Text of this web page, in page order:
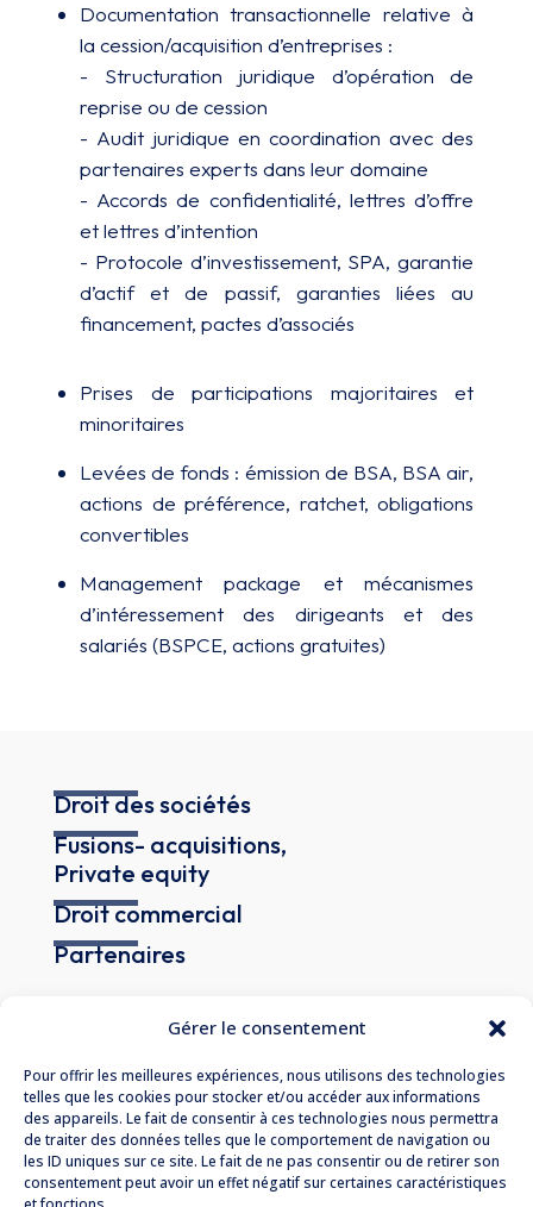
Gérer le consentement
Pour offrir les meilleures expériences, nous utilisons des technologies
telles que les cookies pour stocker et/ou accéder aux informations
des appareils. Le fait de consentir à ces technologies nous permettra
de traiter des données telles que le comportement de navigation ou
les ID uniques sur ce site. Le fait de ne pas consentir ou de retirer son
consentement peut avoir un effet négatif sur certaines caractéristiques
Documentation transactionnelle relative à
la cession/acquisition d’entreprises :
- Structuration juridique d’opération de
reprise ou de cession
- Audit juridique en coordination avec des
partenaires experts dans leur domaine
- Accords de confidentialité, lettres d’offre
et lettres d’intention
- Protocole d’investissement, SPA, garantie
d’actif et de passif, garanties liées au
financement, pactes d’associés
Prises de participations majoritaires et
minoritaires
Levées de fonds : émission de BSA, BSA air,
actions de préférence, ratchet, obligations
convertibles
Management package et mécanismes
d’intéressement des dirigeants et des
salariés (BSPCE, actions gratuites)
Droit des sociétés
Fusions- acquisitions,
Private equity
Droit commercial
Partenaires
190 Boulevard Haussmann
75008 Paris